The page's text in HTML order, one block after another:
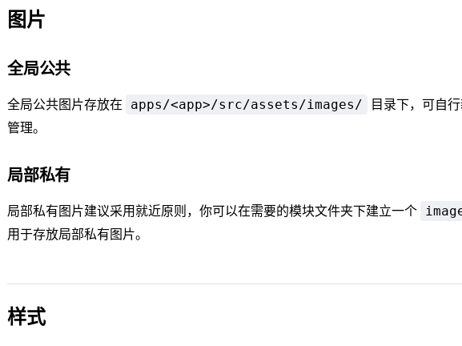
图片
全局公共
全局公共图片存放在 apps/<app>/src/assets/images/
目录下，可自
管理。
局部私有
局部私有图片建议采用就近原则，你可以在需要的模块文件夹下建立一个
用于存放局部私有图片。
样式